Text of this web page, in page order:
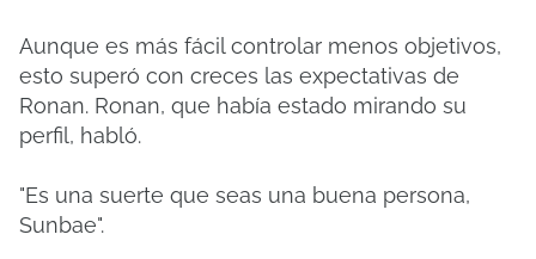
Aunque es más fácil controlar menos objetivos,
esto superó con creces las expectativas de
Ronan. Ronan, que había estado mirando su
perfil, habló.
"Es una suerte que seas una buena persona,
Sunbae".